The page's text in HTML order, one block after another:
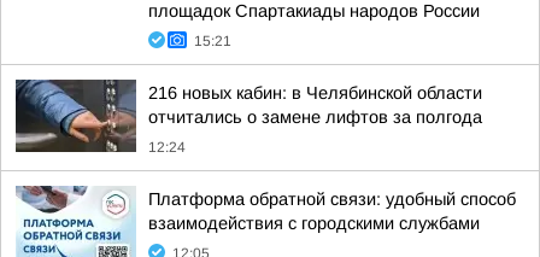
площадок Спартакиады народов России
15:21
216 новых кабин: в Челябинской области
отчитались о замене лифтов за полгода
12:24
Платформа обратной связи: удобный способ
взаимодействия с городскими службами
12:05